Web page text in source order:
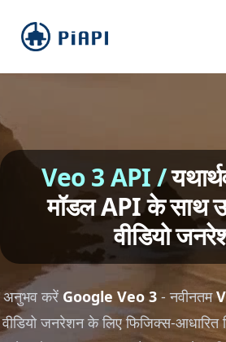
piapi
Veo 3 API/
मॉडल API के साथ
वीडियो
अनुभव करें Google Veo 3 - नवीनतम
वीडियो जनरेशन के लिए फिजिक्स-आधारित